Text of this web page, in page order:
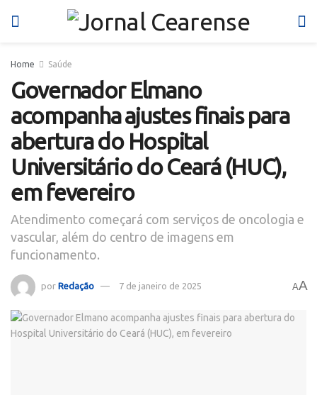
Home Saúde
Governador Elmano
acompanha ajustes finais para
abertura do Hospital
Universitário do Ceará (HUC),
em fevereiro
Atendimento começará com serviços de oncologia e
vascular, além do centro de imagens em
funcionamento.
por Redação 7 de janeiro de 2025 AA